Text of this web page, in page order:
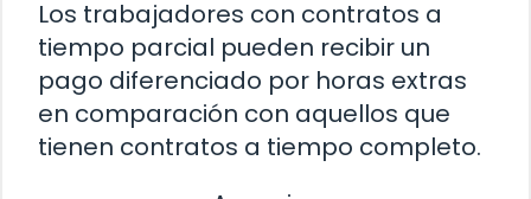
Los trabajadores con contratos a
tiempo parcial pueden recibir un
pago diferenciado por horas extras
en comparación con aquellos que
tienen contratos a tiempo completo.